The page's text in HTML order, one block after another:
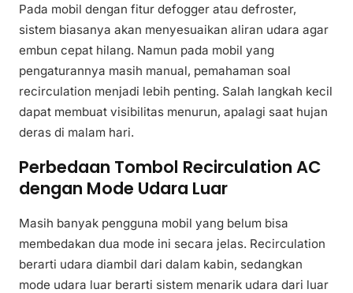
Pada mobil dengan fitur defogger atau defroster,
sistem biasanya akan menyesuaikan aliran udara agar
embun cepat hilang. Namun pada mobil yang
pengaturannya masih manual, pemahaman soal
recirculation menjadi lebih penting. Salah langkah kecil
dapat membuat visibilitas menurun, apalagi saat hujan
deras di malam hari.
Perbedaan Tombol Recirculation AC
dengan Mode Udara Luar
Masih banyak pengguna mobil yang belum bisa
membedakan dua mode ini secara jelas. Recirculation
berarti udara diambil dari dalam kabin, sedangkan
mode udara luar berarti sistem menarik udara dari luar